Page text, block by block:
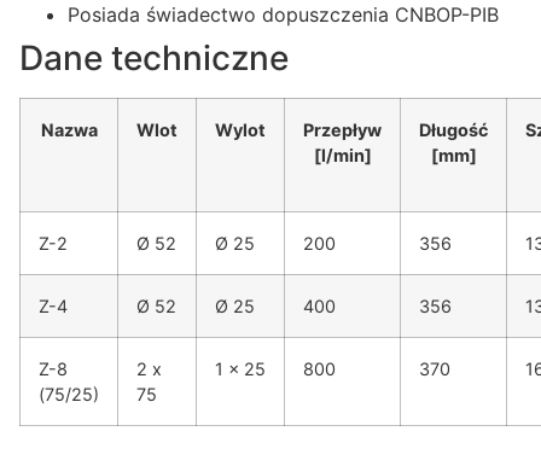
Posiada świadectwo dopuszczenia CNBOP-PIB
Dane techniczne
Nazwa Wlot Wylot
Przepływ
[l/min]
Długość
[mm]
Z-2 Ø 52 Ø 25 200 356
Z-4 Ø 52 Ø 25 400 356
Z-8
(75/25)
2 x
75
1 x 25 800 370